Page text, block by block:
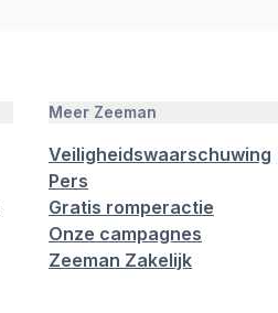
Meer Zeeman
Veiligheidswaarschuwing
Pers
Gratis romperactie
Onze campagnes
Zeeman Zakelijk